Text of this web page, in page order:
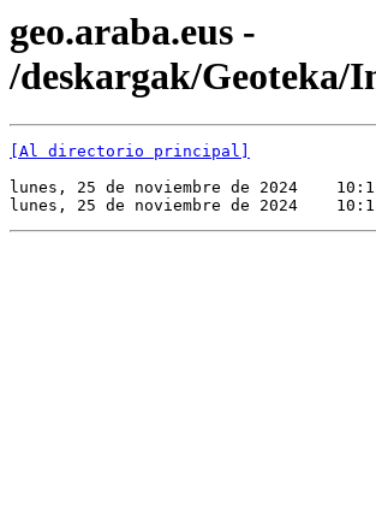
geo.araba.eus -
/deskargak/Geoteka/
[Al directorio principal]
lunes, 25 de noviembre de 2024
lunes, 25 de noviembre de 2024